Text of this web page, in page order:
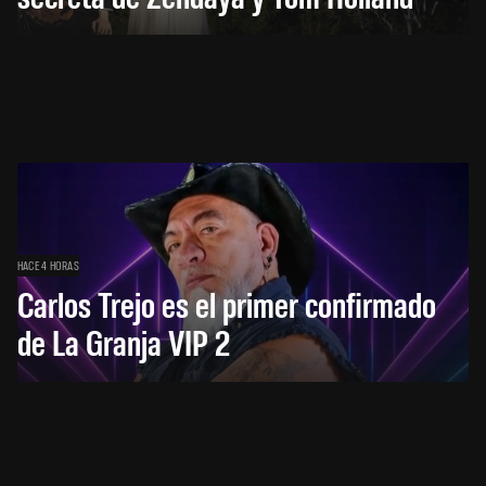
HACE 4 HORAS
Carlos Trejo es el primer confirmado
de La Granja VIP 2